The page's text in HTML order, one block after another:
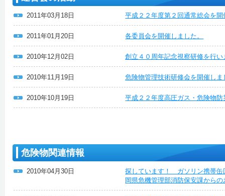
2011年03月18日 平成２２年度第２回通常総会を
2011年01月20日 各委員会を開催しました。
2010年12月02日 創立４０周年記念視察研修を行い
2010年11月19日 危険物管理技術研修会を開催しま
2010年10月19日 平成２２年度高圧ガス・危険物
危険物関連情報
2010年04月30日
探しています！ ガソリン携帯缶
岡県危機管理部消防保安課から